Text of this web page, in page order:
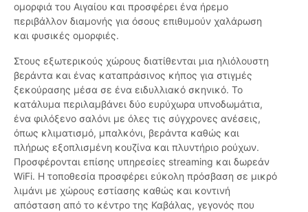
ομορφιά του Αιγαίου και προσφέρει ένα ήρεμο
περιβάλλον διαμονής για όσους επιθυμούν χαλάρωση
και φυσικές ομορφιές.
Στους εξωτερικούς χώρους διατίθενται μια ηλιόλουστη
βεράντα και ένας καταπράσινος κήπος για στιγμές
ξεκούρασης μέσα σε ένα ειδυλλιακό σκηνικό. Το
κατάλυμα περιλαμβάνει δύο ευρύχωρα υπνοδωμάτια,
ένα φιλόξενο σαλόνι με όλες τις σύγχρονες ανέσεις,
όπως κλιματισμό, μπαλκόνι, βεράντα καθώς και
πλήρως εξοπλισμένη κουζίνα και πλυντήριο ρούχων.
Προσφέρονται επίσης υπηρεσίες streaming και δωρεάν
WiFi. Η τοποθεσία προσφέρει εύκολη πρόσβαση σε μικρό
λιμάνι με χώρους εστίασης καθώς και κοντινή
απόσταση από το κέντρο της Καβάλας, γεγονός που